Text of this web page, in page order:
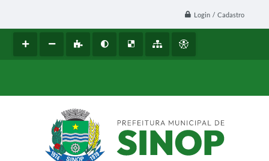
Login / Cadastro